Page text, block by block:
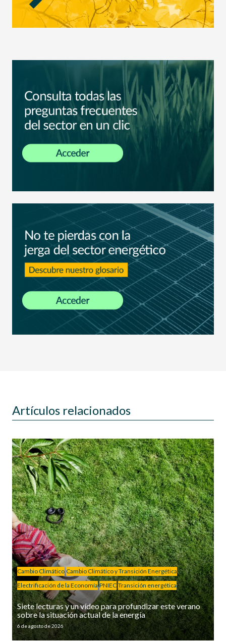
Artículos relacionados
Cambio Climático Cambio Climático y Transición Energética
Electrificación de la Economía PNIEC Transición energética
Siete lecturas y un vídeo para profundizar este verano
sobre la situación actual de la energía
6 de agosto de 2026